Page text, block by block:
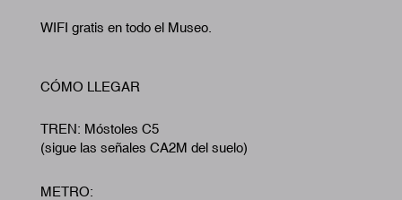
WIFI gratis en todo el Museo.
CÓMO LLEGAR
TREN: Móstoles C5
(sigue las señales CA2M del suelo)
METRO: